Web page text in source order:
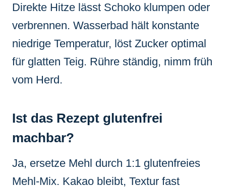
Direkte Hitze lässt Schoko klumpen oder
verbrennen. Wasserbad hält konstante
niedrige Temperatur, löst Zucker optimal
für glatten Teig. Rühre ständig, nimm früh
vom Herd.
Ist das Rezept glutenfrei
machbar?
Ja, ersetze Mehl durch 1:1 glutenfreies
Mehl-Mix. Kakao bleibt, Textur fast